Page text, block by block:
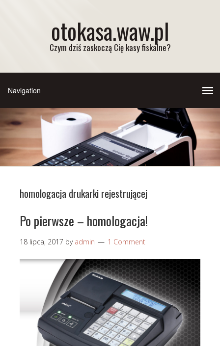
otokasa.waw.pl
Czym dziś zaskoczą Cię kasy fiskalne?
homologacja drukarki rejestrującej
Po pierwsze – homologacja!
18 lipca, 2017 by admin 1 Comment